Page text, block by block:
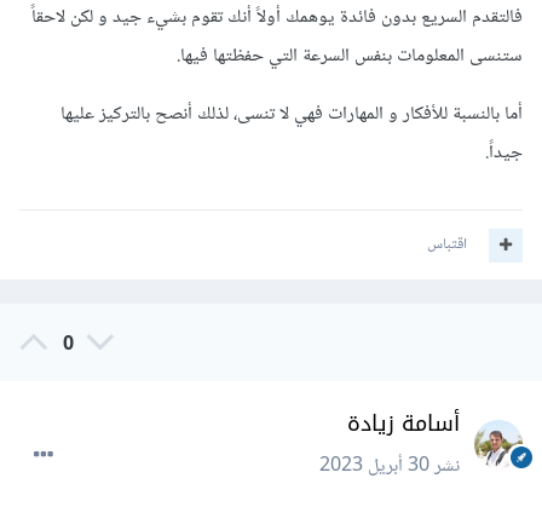
فالتقدم السريع بدون فائدة يوهمك أولاً أنك تقوم بشيء جيد و لكن لاحقاً
ستنسى المعلومات بنفس السرعة التي حفظتها فيها.
أما بالنسبة للأفكار و المهارات فهي لا تنسى، لذلك أنصح بالتركيز عليها
جيداً.
اقتباس
0
أسامة زيادة
نشر30 أبريل 2023